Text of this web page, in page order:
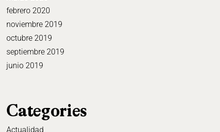
febrero 2020
noviembre 2019
octubre 2019
septiembre 2019
junio 2019
Categories
Actualidad